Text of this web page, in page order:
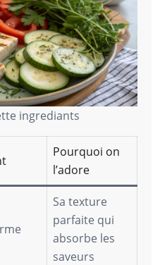
ingrediants
Pourquoi on
l’adore
Sa texture
parfaite qui
absorbe les
saveurs